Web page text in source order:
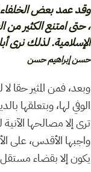
وقد عمد بعض الخلفاء
، حتى امتنع الكثير
الإسلامية. لذلك نرى
حسن إبراهيم حسن
وبعد، فمن المثير حقا
الوفي لها، وبتعلقها
ترى إلا مصالحها
واجبها الأقدس، على
يكون إلا بقضاء